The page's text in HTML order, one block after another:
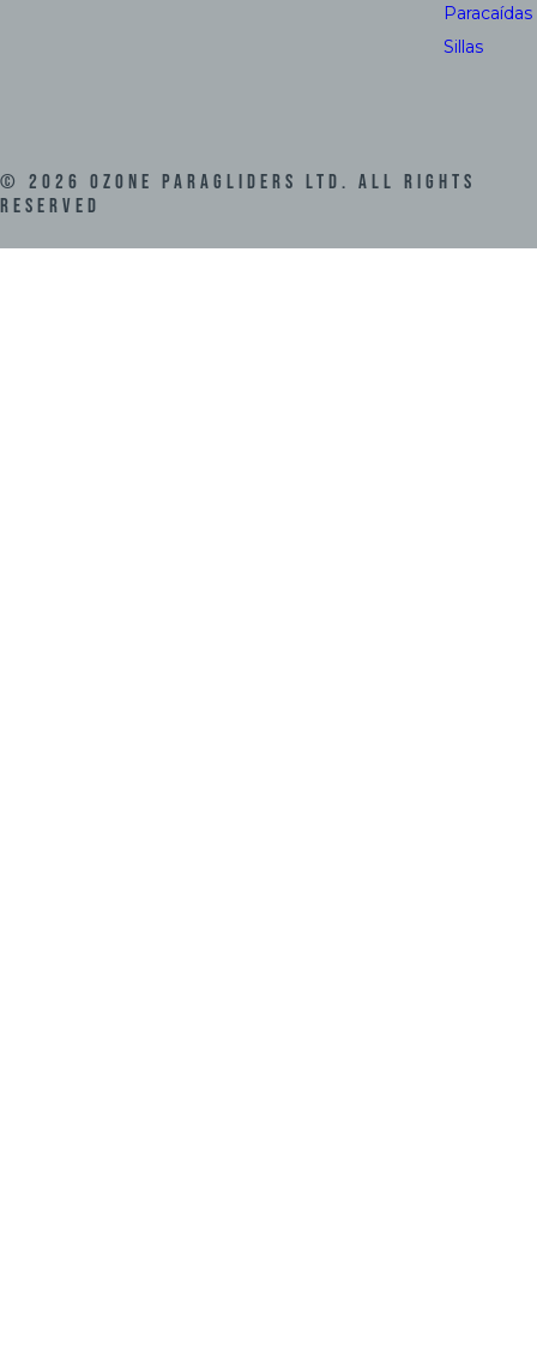
Paracaídas
Sillas
© 2026 Ozone Paragliders LTD. All Rights
Reserved